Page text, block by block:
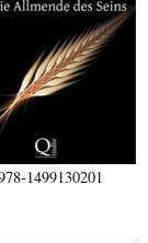
1499130201